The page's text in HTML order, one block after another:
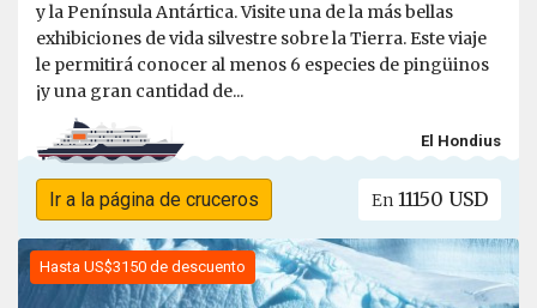
y la Península Antártica. Visite una de la más bellas
exhibiciones de vida silvestre sobre la Tierra. Este viaje
le permitirá conocer al menos 6 especies de pingüinos
¡y una gran cantidad de...
El Hondius
Ir a la página de cruceros En 11150 USD
Hasta US$3150 de descuento